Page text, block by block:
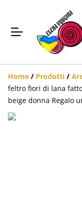
Home / Prodotti /
feltro fiori di lana
beige donna Regalo